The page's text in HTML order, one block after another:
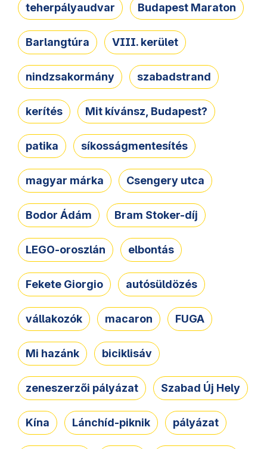
teherpályaudvar Budapest Maraton
Barlangtúra VIII. kerület
nindzsakormány szabadstrand
kerítés Mit kívánsz, Budapest?
patika síkosságmentesítés
magyar márka Csengery utca
Bodor Ádám Bram Stoker-díj
LEGO-oroszlán elbontás
Fekete Giorgio autósüldözés
vállakozók macaron FUGA
Mi hazánk biciklisáv
zeneszerzői pályázat Szabad Új Hely
Kína Lánchíd-piknik pályázat